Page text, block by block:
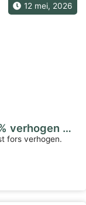
12 mei, 2026
verhogen …
fors verhogen.